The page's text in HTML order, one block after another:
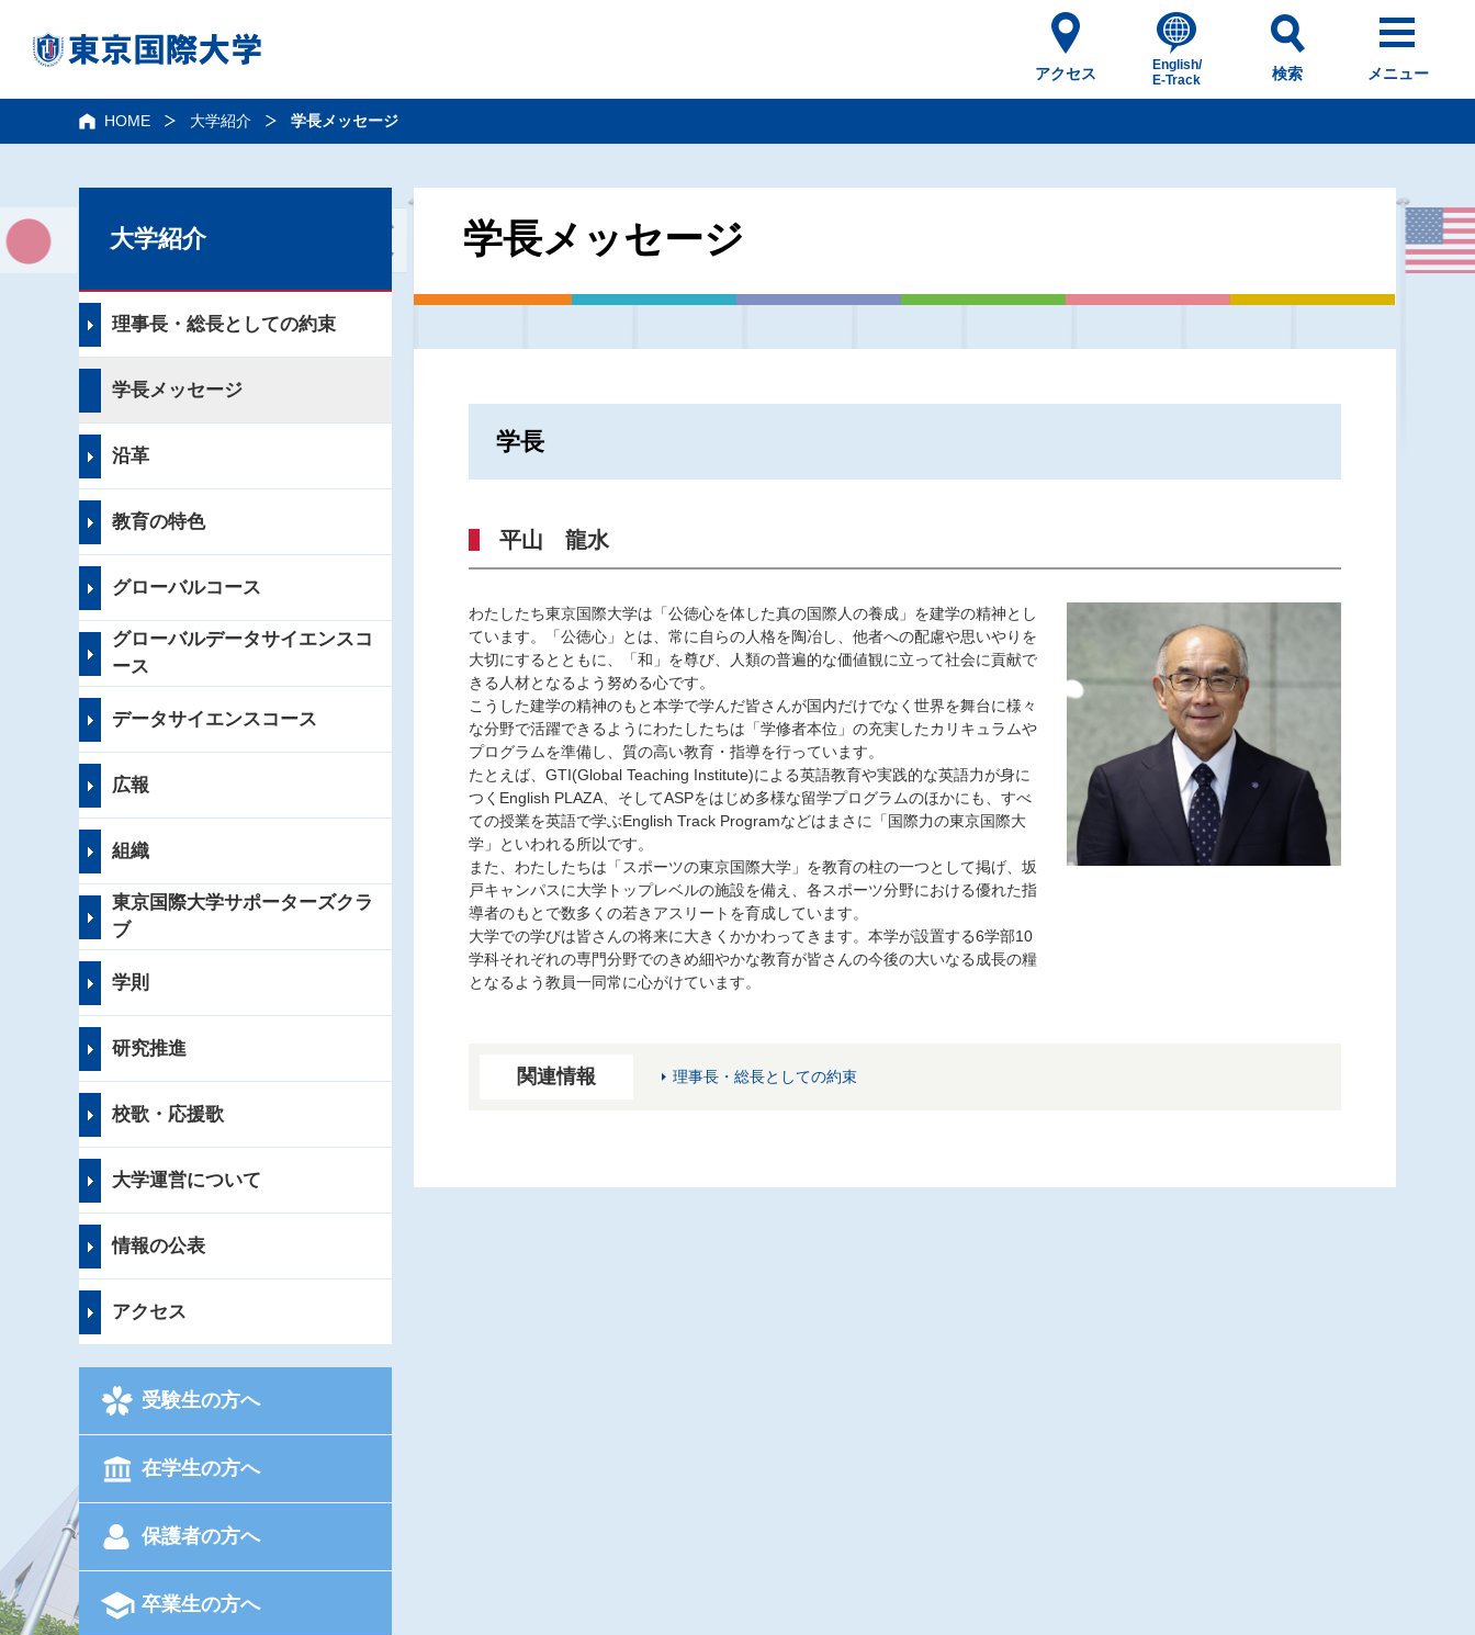
アクセス
English/
E-Track
検索 メニュー
HOME 大学紹介 学長メッセージ
学長メッセージ
学長
平山 龍水
わたしたち東京国際大学は「公徳心を体した真の国際人の養成」を建学の精神とし
ています。「公徳心」とは、常に自らの人格を陶冶し、他者への配慮や思いやりを
大切にするとともに、「和」を尊び、人類の普遍的な価値観に立って社会に貢献で
きる人材となるよう努める心です。
こうした建学の精神のもと本学で学んだ皆さんが国内だけでなく世界を舞台に様々
な分野で活躍できるようにわたしたちは「学修者本位」の充実したカリキュラムや
プログラムを準備し、質の高い教育・指導を行っています。
たとえば、GTI(Global Teaching Institute)による英語教育や実践的な英語力が身に
つくEnglish PLAZA、そしてASPをはじめ多様な留学プログラムのほかにも、すべ
ての授業を英語で学ぶEnglish Track Programなどはまさに「国際力の東京国際大
学」といわれる所以です。
また、わたしたちは「スポーツの東京国際大学」を教育の柱の一つとして掲げ、坂
戸キャンパスに大学トップレベルの施設を備え、各スポーツ分野における優れた指
導者のもとで数多くの若きアスリートを育成しています。
大学での学びは皆さんの将来に大きくかかわってきます。本学が設置する6学部10
学科それぞれの専門分野でのきめ細やかな教育が皆さんの今後の大いなる成長の糧
となるよう教員一同常に心がけています。
関連情報 理事長・総長としての約束
大学紹介
理事長・総長としての約束
学長メッセージ
沿革
教育の特色
グローバルコース
グローバルデータサイエンスコ
ース
データサイエンスコース
広報
組織
東京国際大学サポーターズクラ
ブ
学則
研究推進
校歌・応援歌
大学運営について
情報の公表
アクセス
受験生の方へ
在学生の方へ
保護者の方へ
卒業生の方へ